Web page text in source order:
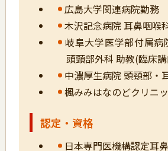
広島大学関連病院勤務
木沢記念病院 耳鼻咽喉
岐阜大学医学部付属病
頭頸部外科 助教(臨床
中濃厚生病院 頭頸部・
楓みみはなのどクリニ
認定・資格
日本専門医機構認定耳